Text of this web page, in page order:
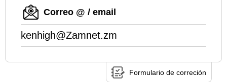
Correo @ / email
kenhigh@Zamnet.zm
Formulario de correción